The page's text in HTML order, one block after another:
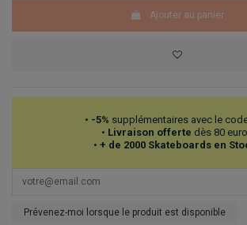
Ajouter au panier
• -5% supplémentaires avec le
• Livraison offerte dès 80
• + de 2000 Skateboards en
Prévenez-moi lorsque le produit est disponible